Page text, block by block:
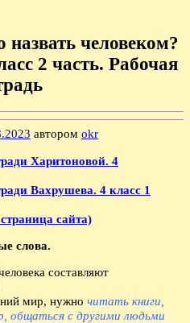
человеком?
2 часть. Рабочая
автором okr
Харитоновой. 4
Вахрушева. 4 класс 1
сайта)
слова.
составляют
мир, нужно читать книги,
общаться с другими людьми